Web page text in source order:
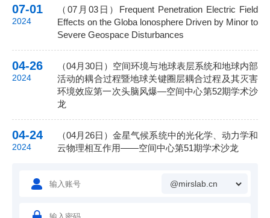
22
【已截止】国家空间科学中心微波遥感技术重
点实验室微波遥感器供配电电路研发人员招聘
22
【已截止】国家空间科学中心微波遥感技术重
点实验室地球生物化学循环及遥感应用方向研
究人员招聘启事
22
2025-07
点实验室数字电路研发人员招聘启事
22
2025-07
点实验室装配钳工人员招聘启事
07-01
2024
（07月03日）Frequent Penetration Electric Field
Effects on the Globa lonosphere Driven by Minor to
Severe Geospace Disturbances
04-26
2024
（04月30日）空间环境与地球表层系统和地球内部
活动的耦合过程暨地球关键圈层耦合过程及其灭害
环境效应第一次头脑风爆—空间中心第52期学术沙
龙
04-24
2024
（04月26日）金星气候系统中的光化学、动力学和
云物理相互作用——空间中心第51期学术沙龙
@mirslab.cn